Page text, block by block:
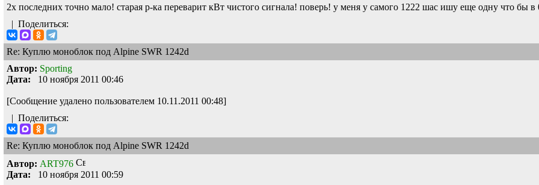
2х последних точно мало! старая р-ка переварит кВт чистого сигнала! поверь! у меня у самого 1222 шас ишу еще одну что бы в
| Поделиться:
Re: Куплю моноблок под Alpine SWR 1242d
Автор: Sporting
Дата: 10 ноября 2011 00:46
[Сообщение удалено пользователем 10.11.2011 00:48]
| Поделиться:
Re: Куплю моноблок под Alpine SWR 1242d
Автор: ART976
Дата: 10 ноября 2011 00:59